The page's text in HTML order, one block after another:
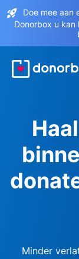
Doe mee aan
Donorbox u
Minder